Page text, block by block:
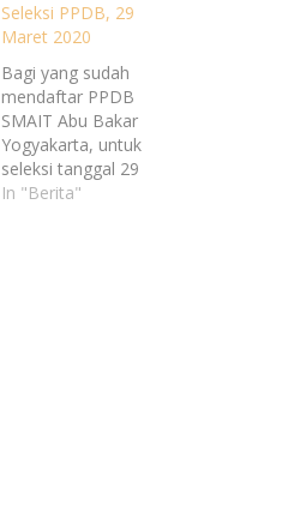
Seleksi PPDB, 29
Maret 2020
Bagi yang sudah
mendaftar PPDB
SMAIT Abu Bakar
Yogyakarta, untuk
seleksi tanggal 29
Maret 2020 InsyaAllah
In "Berita"